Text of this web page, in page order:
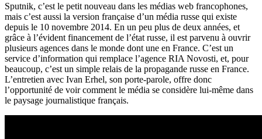
Sputnik, c’est le petit nouveau dans les médias web francophones,
mais c’est aussi la version française d’un média russe qui existe
depuis le 10 novembre 2014. En un peu plus de deux années, et
grâce à l’évident financement de l’état russe, il est parvenu à ouvrir
plusieurs agences dans le monde dont une en France. C’est un
service d’information qui remplace l’agence RIA Novosti, et, pour
beaucoup, c’est un simple relais de la propagande russe en France.
L’entretien avec Ivan Erhel, son porte-parole, offre donc
l’opportunité de voir comment le média se considère lui-même dans
le paysage journalistique français.